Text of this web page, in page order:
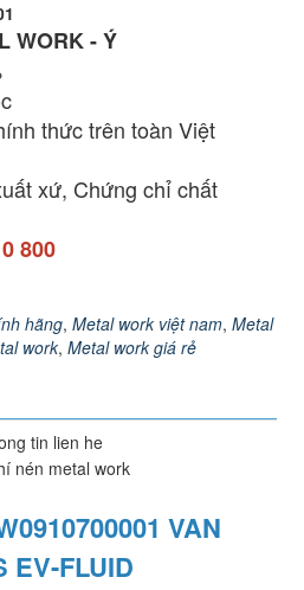
WORK - Ý
thức trên toàn Việt
xứ, Chứng chỉ chất
800
hãng, Metal work việt nam, Metal
work, Metal work giá rẻ
VAN
EV-FLUID